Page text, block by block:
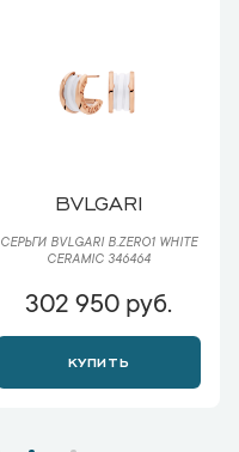
BVLGARI
СЕРЬГИ BVLGARI B.ZERO1 WHITE
CERAMIC 346464
302 950 руб.
КУПИТЬ